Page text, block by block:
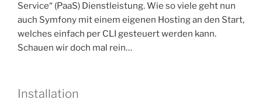
Service“ (PaaS) Dienstleistung. Wie so viele geht nun
auch Symfony mit einem eigenen Hosting an den Start,
welches einfach per CLI gesteuert werden kann.
Schauen wir doch mal rein…
Installation